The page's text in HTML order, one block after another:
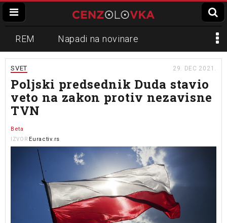
REM Napadi na novinare
Zvučni top
Propaganda Lokalni mediji
Informer
SVET 29. DEC 2021.
Poljski predsednik Duda stavio
veto na zakon protiv nezavisne
TVN
Beta
IZVOR Euractiv.rs